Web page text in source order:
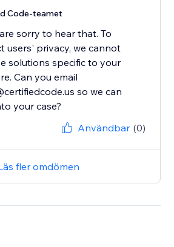
Code-teamet
sorry to hear that. To
users' privacy, we cannot
solutions specific to your
Can you email
so we can
Användbar (0)
fler omdömen